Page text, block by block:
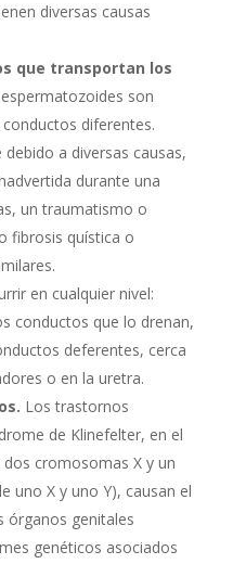
diversas causas
que transportan los
son
diferentes.
a diversas causas,
durante una
un traumatismo o
fibrosis quística o
en cualquier nivel:
conductos que lo drenan,
deferentes, cerca
o en la uretra.
Los trastornos
de Klinefelter, en el
cromosomas X y un
uno X y uno Y), causan el
órganos genitales
genéticos asociados